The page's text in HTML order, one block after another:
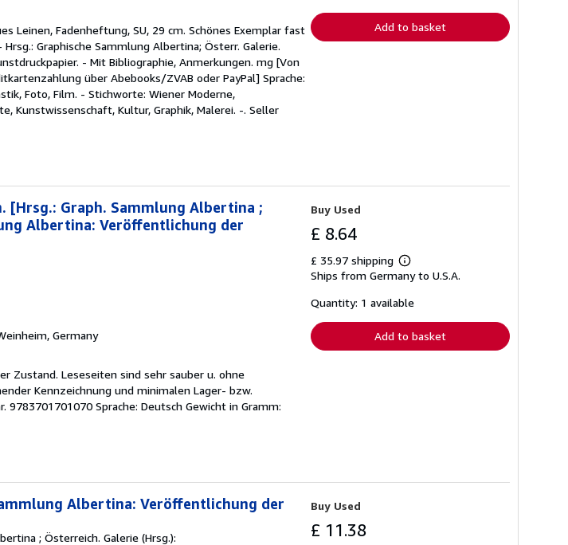
Leinen, Fadenheftung, SU, 29 cm. Schönes Exemplar fast
Graphische Sammlung Albertina; Österr. Galerie.
- Mit Bibliographie, Anmerkungen. mg [Von
über Abebooks/ZVAB oder PayPal] Sprache:
Foto, Film. - Stichworte: Wiener Moderne,
Kunstwissenschaft, Kultur, Graphik, Malerei. -. Seller
Add to basket
[Hrsg.: Graph. Sammlung Albertina ;
Albertina: Veröffentlichung der
Germany
Zustand. Leseseiten sind sehr sauber u. ohne
Kennzeichnung und minimalen Lager- bzw.
Sprache: Deutsch Gewicht in Gramm:
Buy Used
£ 8.64
£ 35.97 shipping
Learn
more
shipping
Ships from Germany to U.S.A.
Quantity: 1 available
Add to basket
Albertina: Veröffentlichung der
; Österreich. Galerie (Hrsg.):
Buy Used
£ 11.38